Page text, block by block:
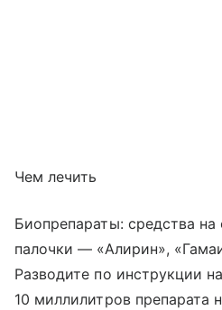
Чем лечить
Биопрепараты: средства на
палочки — «Алирин»,
Разводите по инструкции
10 миллилитров препарата